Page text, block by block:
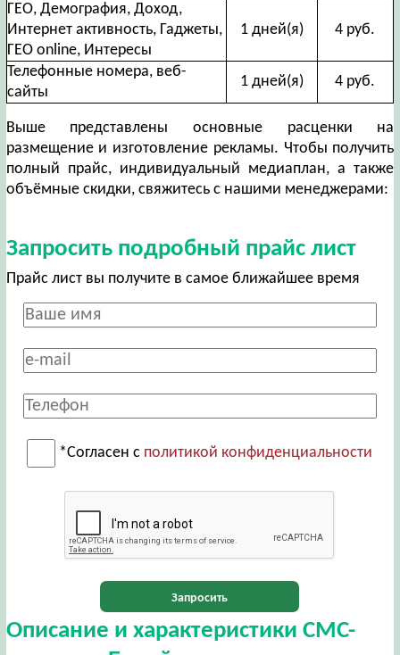
ГЕО, Демография, Доход,
Интернет активность, Гаджеты,
ГЕО online, Интересы
1 дней(я) 4 руб.
Телефонные номера, веб-
сайты
1 дней(я) 4 руб.
Выше представлены основные расценки на
размещение и изготовление рекламы. Чтобы получить
полный прайс, индивидуальный медиаплан, а также
объёмные скидки, свяжитесь с нашими менеджерами:
Запросить подробный прайс лист
Прайс лист вы получите в самое ближайшее время
*Согласен с политикой конфиденциальности
Запросить
Описание и характеристики СМС-